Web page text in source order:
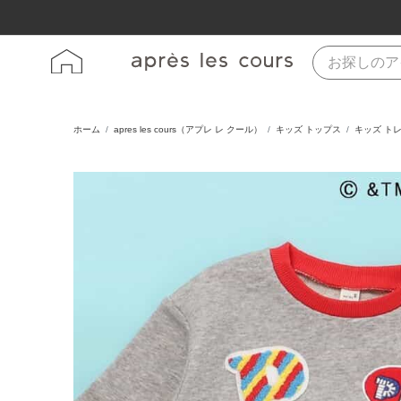
ホーム apres les cours（アプレ レ クール） キッズ トップス キッズ ト